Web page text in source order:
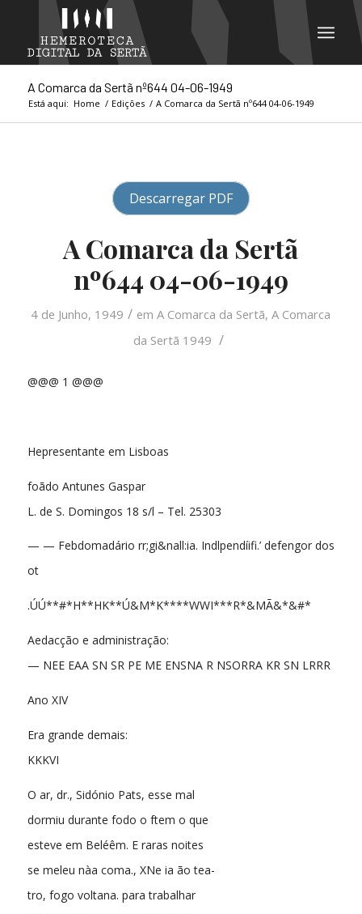
A Comarca da Sertã nº644 04-06-1949
Está aqui: Home / Edições / A Comarca da Sertã nº644 04-06-1949
Descarregar PDF
A Comarca da Sertã
nº644 04-06-1949
4 de Junho, 1949 / emA Comarca da Sertã,A Comarca
da Sertã 1949 /
@@@ 1 @@@
Hepresentante em Lisboas
foãdo Antunes Gaspar
L. de S. Domingos 18 s/l – Tel. 25303
— — Febdomadário rr;gi&nall:ia. Indlpendíifi.’ defengor dos
ot
.ÚÚ**#*H**HK**Ú&M*K****WWI***R*&MÃ&*&#*
Aedacção e administração:
— NEE EAA SN SR PE ME ENSNA R NSORRA KR SN LRRR
Ano XIV
Era grande demais:
KKKVI
O ar, dr., Sidónio Pats, esse mal
dormiu durante fodo o ftem o que
esteve em Beléêm. E raras noites
se meleu nàa coma., XNe ia ão tea-
tro, fogo voltana. para trabalhar